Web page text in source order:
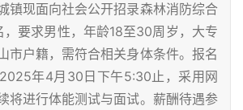
镇现面向社会公开招录森林消防综合
要求男性，年龄18至30周岁，大专
市户籍，需符合相关身体条件。报名
年4月30日下午5:30止，采用网
将进行体能测试与面试。薪酬待遇参